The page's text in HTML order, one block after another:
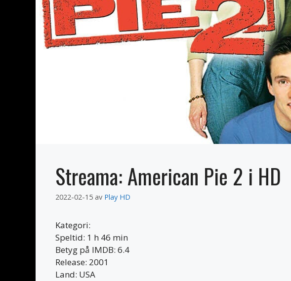
Streama: American Pie 2 i HD
2022-02-15 av Play HD
Kategori:
Speltid: 1 h 46 min
Betyg på IMDB: 6.4
Release: 2001
Land: USA